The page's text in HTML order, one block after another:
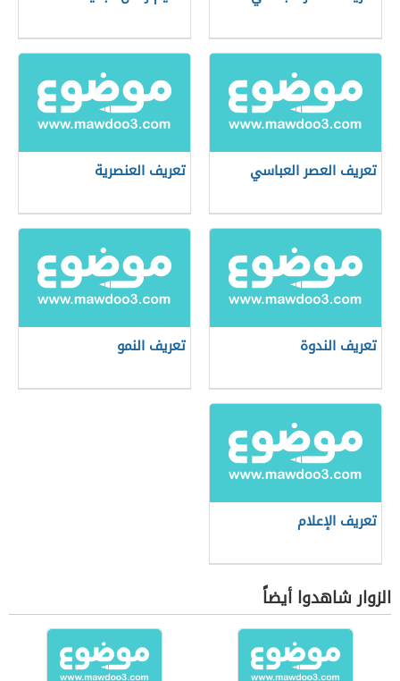
تعريف العصر العباسي تعريف العنصرية
تعريف الندوة تعريف النمو
تعريف الإعلام
الزوار شاهدوا أيضاً